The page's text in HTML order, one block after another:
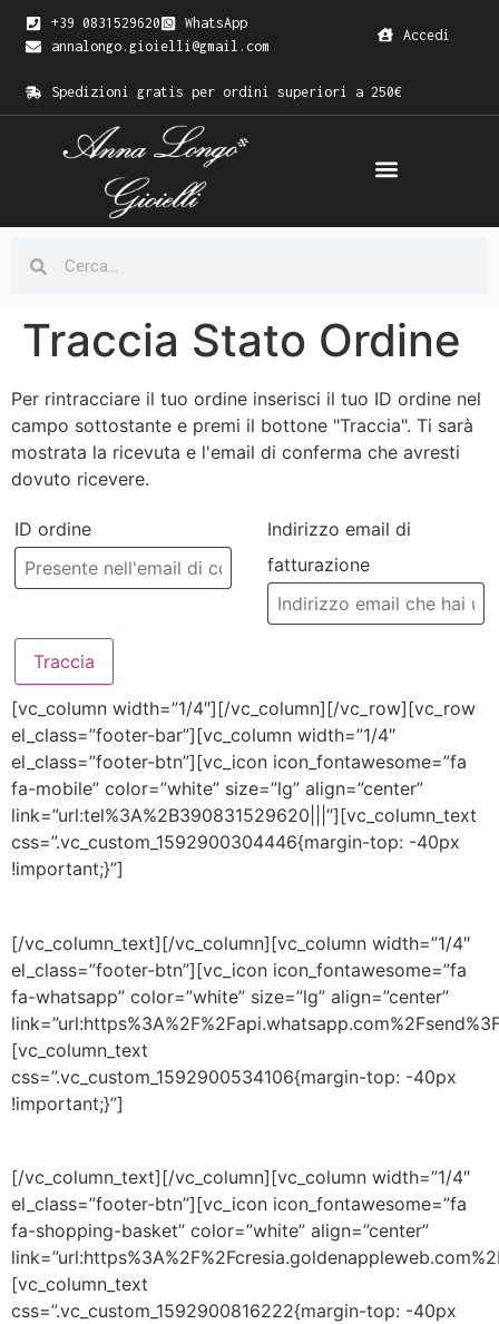
+39 0831529620
WhatsApp
annalongo.gioielli@gmail.com
Accedi
Spedizioni gratis per ordini superiori a 250€
Traccia Stato Ordine
Per rintracciare il tuo ordine inserisci il tuo ID ordine nel
campo sottostante e premi il bottone "Traccia". Ti sarà
mostrata la ricevuta e l'email di conferma che avresti
dovuto ricevere.
ID ordine
Indirizzo email di
fatturazione
Traccia
[vc_column width=”1/4″][/vc_column][/vc_row][vc_row
el_class=”footer-bar”][vc_column width=”1/4″
el_class=”footer-btn”][vc_icon icon_fontawesome=”fa
fa-mobile” color=”white” size=”lg” align=”center”
link=”url:tel%3A%2B390831529620|||”][vc_column_text
css=”.vc_custom_1592900304446{margin-top: -40px
!important;}”]
[/vc_column_text][/vc_column][vc_column width=”1/4″
el_class=”footer-btn”][vc_icon icon_fontawesome=”fa
fa-whatsapp” color=”white” size=”lg” align=”center”
[vc_column_text
css=”.vc_custom_1592900534106{margin-top: -40px
!important;}”]
[/vc_column_text][/vc_column][vc_column width=”1/4″
el_class=”footer-btn”][vc_icon icon_fontawesome=”fa
fa-shopping-basket” color=”white” align=”center”
[vc_column_text
css=”.vc_custom_1592900816222{margin-top: -40px